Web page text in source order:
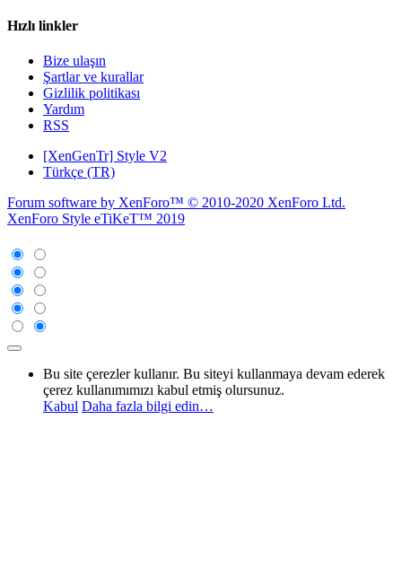
Hızlı linkler
Bize ulaşın
Şartlar ve kurallar
Gizlilik politikası
Yardım
RSS
[XenGenTr] Style V2
Türkçe (TR)
Forum software by XenForo™ © 2010-2020 XenForo Ltd.
XenForo Style eTiKeT™ 2019
Bu site çerezler kullanır. Bu siteyi kullanmaya devam ederek
çerez kullanımımızı kabul etmiş olursunuz.
Kabul Daha fazla bilgi edin…